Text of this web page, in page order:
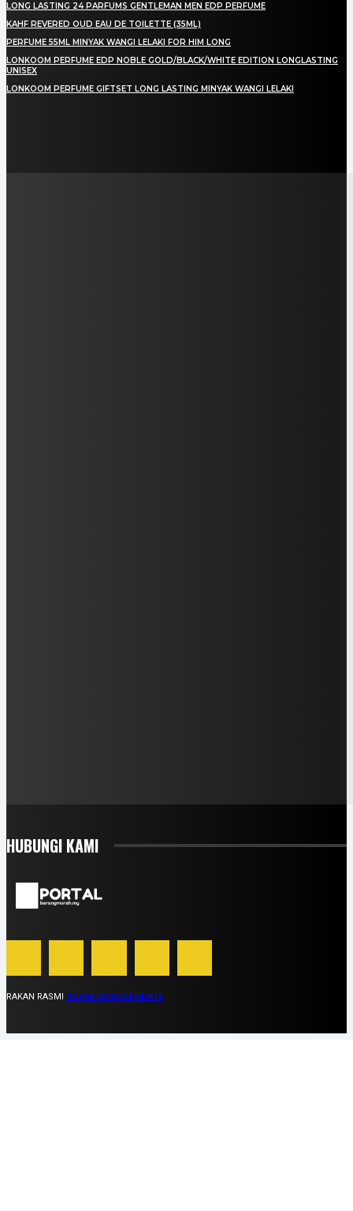
LONG LASTING 24 PARFUMS GENTLEMAN MEN EDP PERFUME
KAHF REVERED OUD EAU DE TOILETTE (35ML)
PERFUME 55ML MINYAK WANGI LELAKI FOR HIM LONG
LONKOOM PERFUME EDP NOBLE GOLD/BLACK/WHITE EDITION LONGLASTING
UNISEX
LONKOOM PERFUME GIFTSET LONG LASTING MINYAK WANGI LELAKI
HUBUNGI KAMI
RAKAN RASMI SUARA AUTO AFFILIATE